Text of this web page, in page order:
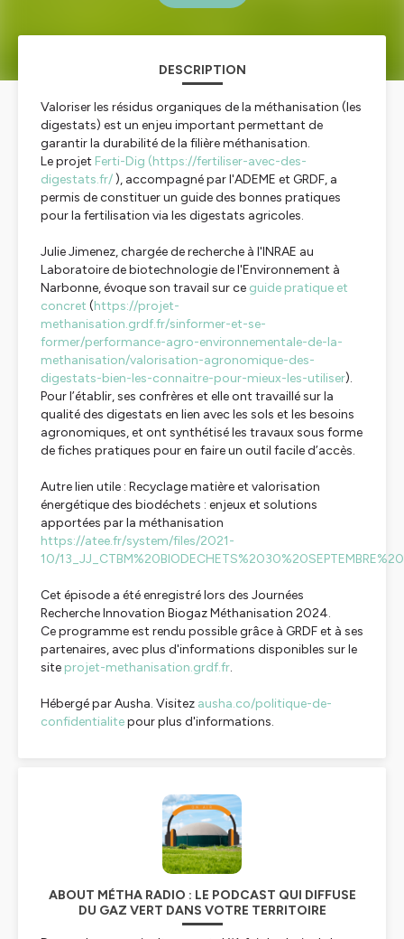
DESCRIPTION
Valoriser les résidus organiques de la méthanisation (les
digestats) est un enjeu important permettant de
garantir la durabilité de la filière méthanisation.
Le projet Ferti-Dig (https://fertiliser-avec-des-
digestats.fr/ ), accompagné par l'ADEME et GRDF, a
permis de constituer un guide des bonnes pratiques
pour la fertilisation via les digestats agricoles.
Julie Jimenez, chargée de recherche à l'INRAE au
Laboratoire de biotechnologie de l'Environnement à
Narbonne, évoque son travail sur ce guide pratique et
concret (https://projet-
methanisation.grdf.fr/sinformer-et-se-
former/performance-agro-environnementale-de-la-
methanisation/valorisation-agronomique-des-
digestats-bien-les-connaitre-pour-mieux-les-utiliser).
Pour l’établir, ses confrères et elle ont travaillé sur la
qualité des digestats en lien avec les sols et les besoins
agronomiques, et ont synthétisé les travaux sous forme
de fiches pratiques pour en faire un outil facile d’accès.
Autre lien utile : Recyclage matière et valorisation
énergétique des biodéchets : enjeux et solutions
apportées par la méthanisation
https://atee.fr/system/files/2021-
10/
Cet épisode a été enregistré lors des Journées
Recherche Innovation Biogaz Méthanisation 2024.
Ce programme est rendu possible grâce à GRDF et à ses
partenaires, avec plus d'informations disponibles sur le
site projet-methanisation.grdf.fr.
Hébergé par Ausha. Visitez ausha.co/politique-de-
confidentialitepour plus d'informations.
ABOUT MÉTHA RADIO : LE PODCAST QUI DIFFUSE
DU GAZ VERT DANS VOTRE TERRITOIRE